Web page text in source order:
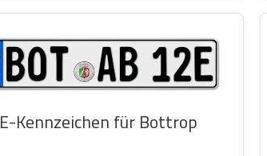
E-Kennzeichen für Bottrop